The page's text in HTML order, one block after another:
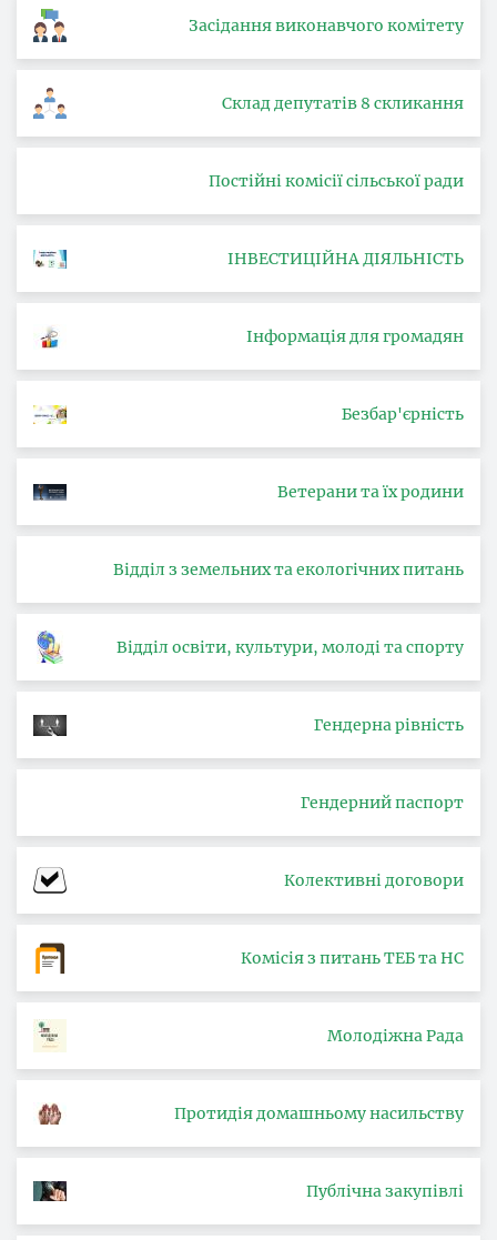
Засідання виконавчого комітету
Склад депутатів 8 скликання
Постійні комісії сільської ради
ІНВЕСТИЦІЙНА ДІЯЛЬНІСТЬ
Інформація для громадян
Безбар'єрність
Ветерани та їх родини
Відділ з земельних та екологічних питань
Відділ освіти, культури, молоді та спорту
Гендерна рівність
Гендерний паспорт
Колективні договори
Комісія з питань ТЕБ та НС
Молодіжна Рада
Протидія домашньому насильству
Публічна закупівлі